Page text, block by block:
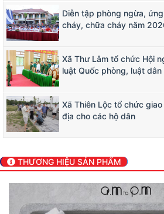
Diễn tập phòng ngừa,
cháy, chữa cháy năm
Xã Thư Lâm tổ chức Hội
luật Quốc phòng, luật dân
Xã Thiên Lộc tổ chức
địa cho các hộ dân
THƯƠNG HIỆU SẢN PHẨM